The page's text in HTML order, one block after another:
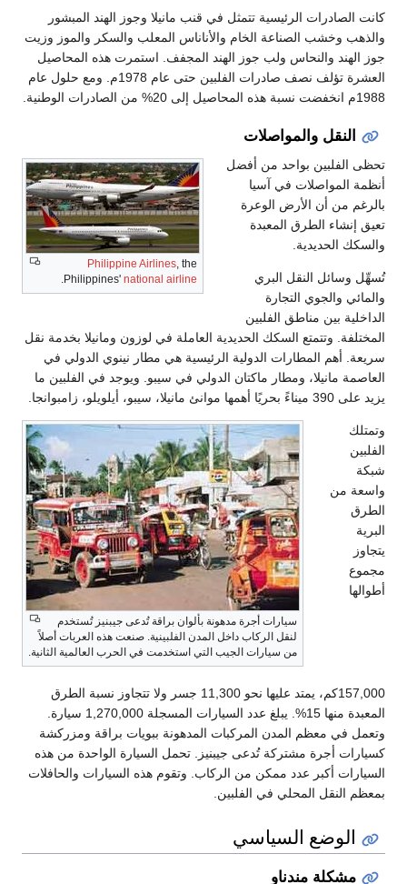
كانت الصادرات الرئيسية تتمثل في قنب مانيلا وجوز الهند المبشور
والذهب وخشب الصناعة الخام والأناناس المعلب والسكر والموز وزيت
جوز الهند والنحاس ولب جوز الهند المجفف. استمرت هذه المحاصيل
العشرة تؤلف نصف صادرات الفلبين حتى عام 1978م. ومع حلول عام
1988م انخفضت نسبة هذه المحاصيل إلى 20% من الصادرات الوطنية.
النقل والمواصلات
Philippine Airlines, the
Philippines' national airline
.
تحظى الفلبين بواحد من أفضل
أنظمة المواصلات في آسيا
بالرغم من أن الأرض الوعرة
تعيق إنشاء الطرق المعبدة
والسكك الحديدية.
تُسهِّل وسائل النقل البري
والمائي والجوي التجارة
الداخلية بين مناطق الفلبين
المختلفة. وتتمتع السكك الحديدية العاملة في لوزون ومانيلا بخدمة نقل
سريعة. أهم المطارات الدولية الرئيسية هي مطار نينوي الدولي في
العاصمة مانيلا، ومطار ماكتان الدولي في سيبو. ويوجد في الفلبين ما
يزيد على 390 ميناءً بحريًا أهمها موانئ مانيلا، سيبو، أيلويلو، زامبوانجا.
سيارات أجرة مدهونة بألوان براقة تُدعى جيبنيز تُستخدم
لنقل الركاب داخل المدن الفلبينية. صنعت هذه العربات أصلاً
من سيارات الجيب التي استخدمت في الحرب العالمية الثانية.
وتمتلك
الفلبين
شبكة
واسعة من
الطرق
البرية
يتجاوز
مجموع
أطوالها
157,000كم، يمتد عليها نحو 11,300 جسر ولا تتجاوز نسبة الطرق
المعبدة منها 15%. يبلغ عدد السيارات المسجلة 1,270,000 سيارة.
وتعمل في معظم المدن المركبات المدهونة ببويات براقة ومزركشة
كسيارات أجرة مشتركة تُدعى جيبنيز. تحمل السيارة الواحدة من هذه
السيارات أكبر عدد ممكن من الركاب. وتقوم هذه السيارات والحافلات
بمعظم النقل المحلي في الفلبين.
الوضع السياسي
مشكلة مندناو